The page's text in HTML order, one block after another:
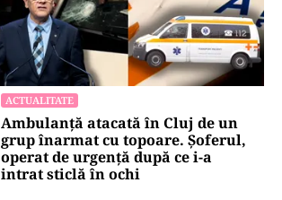
ACTUALITATE
Ambulanță atacată în Cluj de un
grup înarmat cu topoare. Șoferul,
operat de urgență după ce i-a
intrat sticlă în ochi